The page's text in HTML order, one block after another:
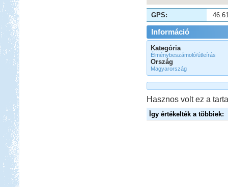
GPS:
Információ
Kategória
Élménybeszámoló/útleírás
Ország
Magyarország
Hasznos volt ez a
Így értékelték a többiek: